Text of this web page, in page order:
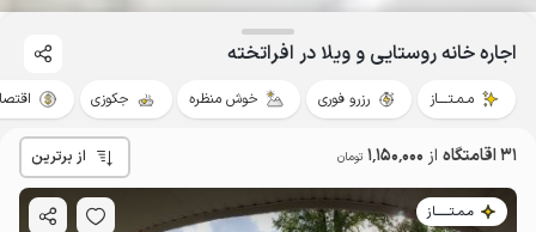
اجاره خانه روستایی و ویلا در افراتخته
مـمـتــــاز رزرو فوری خوش منظره جکوزی
31 اقامتگاه از 1٬150٬000 تومان از برترین
مـمـتــــــاز